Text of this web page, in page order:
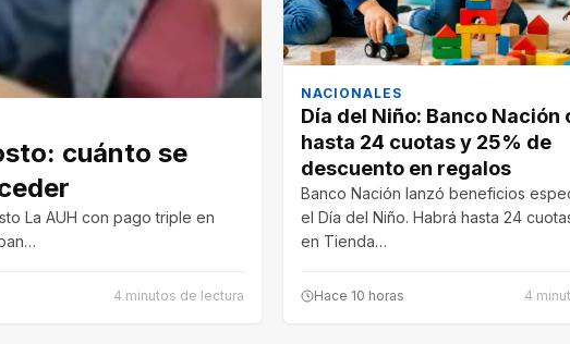
cuánto se
La AUH con pago triple en
4 minutos de lectura
NACIONALES
Día del Niño: Banco Nación
hasta 24 cuotas y 25% de
descuento en regalos
Banco Nación lanzó beneficios
el Día del Niño. Habrá hasta 24
en Tienda…
Hace 10 horas 4